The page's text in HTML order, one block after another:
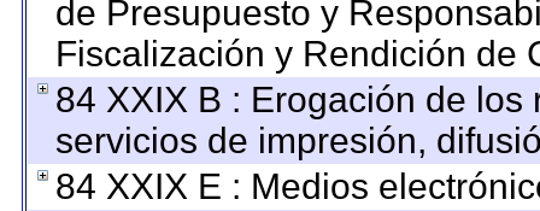
de Presupuesto y
Fiscalización y Rendición de
84 XXIX B : Erogación de
servicios de impresión,
84 XXIX E : Medios